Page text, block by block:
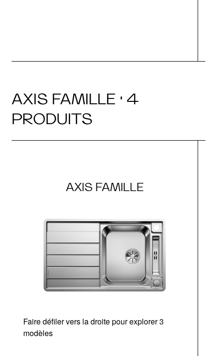
AXIS FAMILLE · 4
PRODUITS
AXIS FAMILLE
Faire défiler vers la droite pour explorer 3
modèles